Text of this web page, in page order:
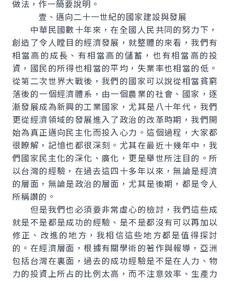
做法，作一簡要說明。
壹、邁向二十一世紀的國家建設與發展
中華民國數十年來，在全國人民共同的努力下，
創造了令人瞠目的經濟發展，就整體的來看，我們有
相當高的成長、有相當高的儲蓄，也有相當高的投
資，國民的所得也相當的平均，失業率也相當的低。
從第二次世界大戰後，我們的國家可以說從相當貧窮
落後的一個經濟體系，由一個農業的社會、國家，逐
漸發展成為新興的工業國家，尤其是八十年代，我們
更從經濟領域的發展進入了政治的改革時期，我們開
始為真正邁向民主化而投入心力。這個過程，大家都
很瞭解，記憶也都很深刻。尤其在最近十幾年中，我
們國家民主化的深化、廣化，更是舉世所注目的。所
以台灣的經驗，在過去這四十多年以來，無論是經濟
的層面，無論是政治的層面，尤其是後期，都是令人
所稱讚的。
但是我們也必須要非常虛心的檢討，我們這些成
就是不是都是成功的經驗、是不是都沒有可以再加以
修正、改進的地方，我相信這些地方都是值得探討
的。在經濟層面，根據有關學術的著作與報導，亞洲
包括台灣在裏面，過去的成功經驗是不是在人力、物
力的投資上所占的比例太高，而不注意效率、生產力